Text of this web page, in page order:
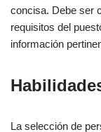
concisa. Debe ser
requisitos del
información
La selección de